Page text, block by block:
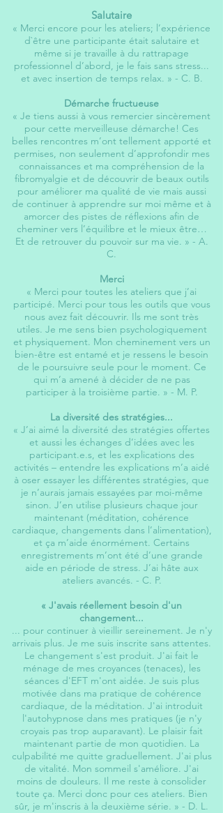
Salutaire
« Merci encore pour les ateliers; l’expérience
d`être une participante était salutaire et
même si je travaille à du rattrapage
professionnel d’abord, je le fais sans stress...
et avec insertion de temps relax. » - C. B.
Démarche fructueuse
« Je tiens aussi à vous remercier sincèrement
pour cette merveilleuse démarche! Ces
belles rencontres m’ont tellement apporté et
permises, non seulement d’approfondir mes
connaissances et ma compréhension de la
fibromyalgie et de découvrir de beaux outils
pour améliorer ma qualité de vie mais aussi
de continuer à apprendre sur moi même et à
amorcer des pistes de réflexions afin de
cheminer vers l’équilibre et le mieux être…
Et de retrouver du pouvoir sur ma vie. » - A.
C.
Merci
« Merci pour toutes les ateliers que j’ai
participé. Merci pour tous les outils que vous
nous avez fait découvrir. Ils me sont très
utiles. Je me sens bien psychologiquement
et physiquement. Mon cheminement vers un
bien-être est entamé et je ressens le besoin
de le poursuivre seule pour le moment. Ce
qui m’a amené à décider de ne pas
participer à la troisième partie. » - M. P.
La diversité des stratégies...
« J’ai aimé la diversité des stratégies offertes
et aussi les échanges d’idées avec les
participant.e.s, et les explications des
activités – entendre les explications m’a aidé
à oser essayer les différentes stratégies, que
je n’aurais jamais essayées par moi-même
sinon. J’en utilise plusieurs chaque jour
maintenant (méditation, cohérence
cardiaque, changements dans l’alimentation),
et ça m’aide énormément. Certains
enregistrements m’ont été d’une grande
aide en période de stress. J’ai hâte aux
ateliers avancés. - C. P.
« J'avais réellement besoin d'un
changement...
... pour continuer à vieillir sereinement. Je n'y
arrivais plus. Je me suis inscrite sans attentes.
Le changement s'est produit. J'ai fait le
ménage de mes croyances (tenaces), les
séances d'EFT m'ont aidée. Je suis plus
motivée dans ma pratique de cohérence
cardiaque, de la méditation. J'ai introduit
l'autohypnose dans mes pratiques (je n'y
croyais pas trop auparavant). Le plaisir fait
maintenant partie de mon quotidien. La
culpabilité me quitte graduellement. J'ai plus
de vitalité. Mon sommeil s'améliore. J'ai
moins de douleurs. Il me reste à consolider
toute ça. Merci donc pour ces ateliers. Bien
sûr, je m'inscris à la deuxième série. » - D. L.